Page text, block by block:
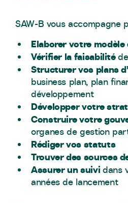
SAW-B vous accompagne
Elaborer votre
Vérifier la faisabilité
Structurer vos plans
business plan, plan
développement
Développer votre
Construire votre
organes de gestion
Rédiger vos statuts
Trouver des sources
Assurer un suivi dans
années de lancement